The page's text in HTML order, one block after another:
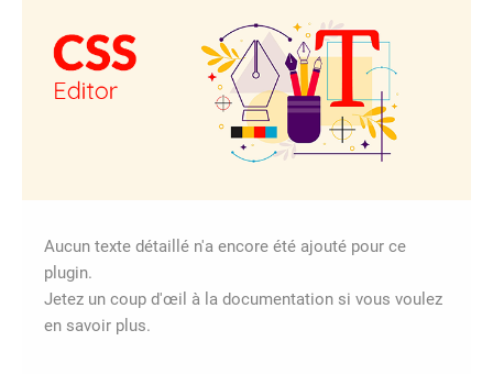
Aucun texte détaillé n'a encore été ajouté pour ce
plugin.
Jetez un coup d'œil à la documentation si vous voulez
en savoir plus.